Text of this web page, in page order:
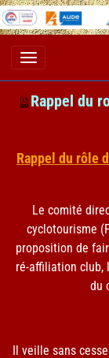
Rappel du
Rappel du rôle
Le comité
cyclotourisme
proposition de
ré-affiliation club,
du
Il veille sans